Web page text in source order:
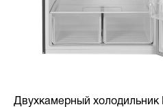
Двухкамерный холодильник